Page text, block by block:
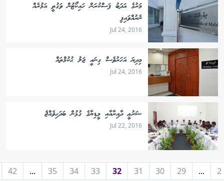
މަރުގެ އަދަބު ފަސްކުރަން ހައިކޯޓުން ވަގުތީ އަމުރެއް
ނެރުއްވައިފި
Jul 24, 2016
މިދިޔަ އަހަރުވެސް ގިނައީ ޖަލު ޙުކުމްތައް
Jul 24, 2016
ޝަރުޢީ ދާއިރާއާއި މީޑިޔާގެ ގުޅުން ބަދަހިވެއްޖެ
Jul 22, 2016
2
...
29
30
31
32
33
34
35
...
42